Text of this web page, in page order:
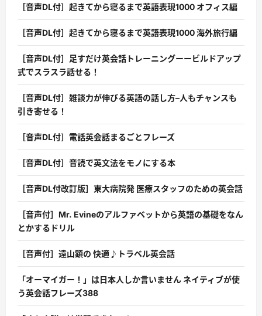
［音声DL付］起きてから寝るまで英語表現1000 オフィス編
［音声DL付］起きてから寝るまで英語表現1000 海外旅行編
［音声DL付］足すだけ英会話トレーニングーービルドアップ
式でスラスラ話せる！
［音声DL付］雑談力が伸びる英語の話し方–人もチャンスも
引き寄せる！
［音声DL付］電話英会話まるごとフレーズ
［音声DL付］音読で英文法をモノにする本
［音声DL付改訂版］東大病院発 医療スタッフのための英会話
［音声付］Mr. Evineのアルファベットから英語の基礎をなん
とかするドリル
［音声付］遠山顕の 快適♪トラベル英会話
「オーマイガー！」は日本人しか言いません ネイティブが使
う英会話フレーズ388